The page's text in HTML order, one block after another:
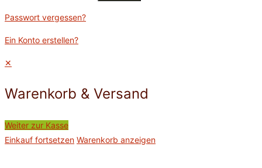
Passwort vergessen?
Ein Konto erstellen?
✕
Warenkorb & Versand
Weiter zur Kasse
Einkauf fortsetzen Warenkorb anzeigen